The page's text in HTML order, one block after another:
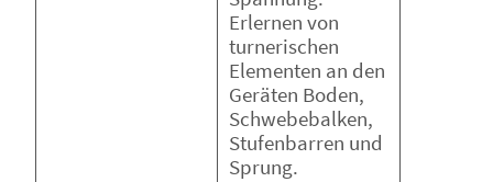
Erlernen von
turnerischen
Elementen an den
Geräten Boden,
Schwebebalken,
Stufenbarren und
Sprung.